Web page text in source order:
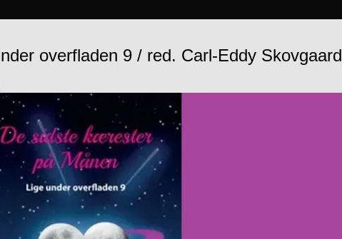
overfladen 9 / red. Carl-Eddy Skovgaard